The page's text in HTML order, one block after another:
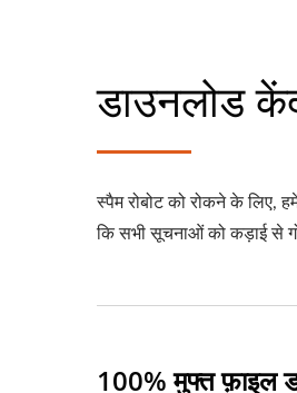
डाउनलोड
स्पैम रोबोट को रोकने के लिए,
कि सभी सूचनाओं को कड़ाई से
100% मुफ्त फ़ाइल